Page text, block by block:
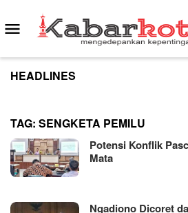
to
content
Mobile
Menu
HEADLINES
TAG: SENGKETA PEMILU
Potensi Konflik
Mata
Ngadiono Dicoret